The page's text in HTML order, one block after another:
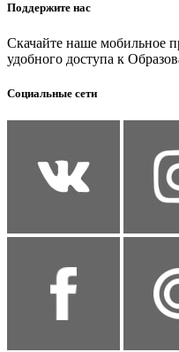
Поддержите нас
Скачайте наше мобильное
удобного доступа к
Социальные сети